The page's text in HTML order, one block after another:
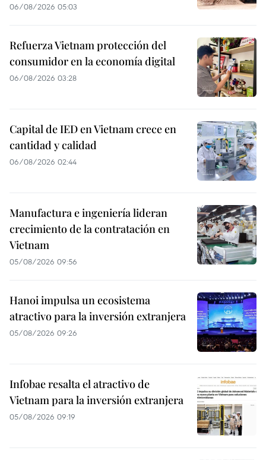
06/08/2026 05:03
Refuerza Vietnam protección del
consumidor en la economía digital
06/08/2026 03:28
Capital de IED en Vietnam crece en
cantidad y calidad
06/08/2026 02:44
Manufactura e ingeniería lideran
crecimiento de la contratación en
Vietnam
05/08/2026 09:56
Hanoi impulsa un ecosistema
atractivo para la inversión extranjera
05/08/2026 09:26
Infobae resalta el atractivo de
Vietnam para la inversión extranjera
05/08/2026 09:19